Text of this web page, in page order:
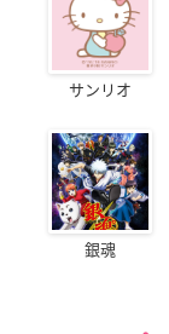
サンリオ
銀魂